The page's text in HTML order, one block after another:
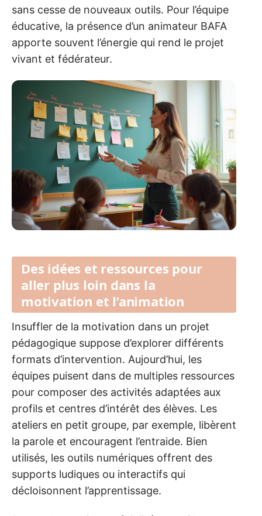
sans cesse de nouveaux outils. Pour l’équipe
éducative, la présence d’un animateur BAFA
apporte souvent l’énergie qui rend le projet
vivant et fédérateur.
Des idées et ressources pour
aller plus loin dans la
motivation et l’animation
Insuffler de la motivation dans un projet
pédagogique suppose d’explorer différents
formats d’intervention. Aujourd’hui, les
équipes puisent dans de multiples ressources
pour composer des activités adaptées aux
profils et centres d’intérêt des élèves. Les
ateliers en petit groupe, par exemple, libèrent
la parole et encouragent l’entraide. Bien
utilisés, les outils numériques offrent des
supports ludiques ou interactifs qui
décloisonnent l’apprentissage.